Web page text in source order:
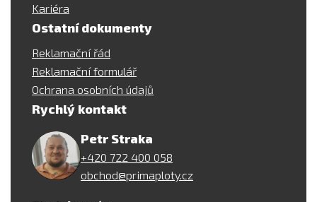
Kariéra
Ostatní dokumenty
Reklamační řád
Reklamační formulář
Ochrana osobních údajů
Rychlý kontakt
Petr Straka
+420 722 400 058
obchod@primaploty.cz